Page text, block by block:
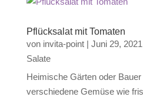
Pflücksalat mit Tomaten
von invita-point| Juni 29, 2021
Salate
Heimische Gärten oder
verschiedene Gemüse wie